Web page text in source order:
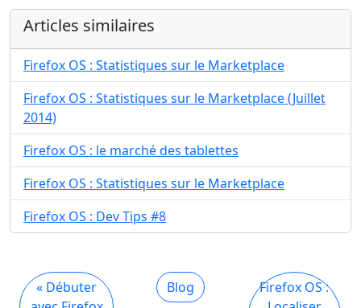
Articles similaires
Firefox OS : Statistiques sur le Marketplace
Firefox OS : Statistiques sur le Marketplace (Juillet
2014)
Firefox OS : le marché des tablettes
Firefox OS : Statistiques sur le Marketplace
Firefox OS : Dev Tips #8
« Débuter
Blog
Firefox OS :